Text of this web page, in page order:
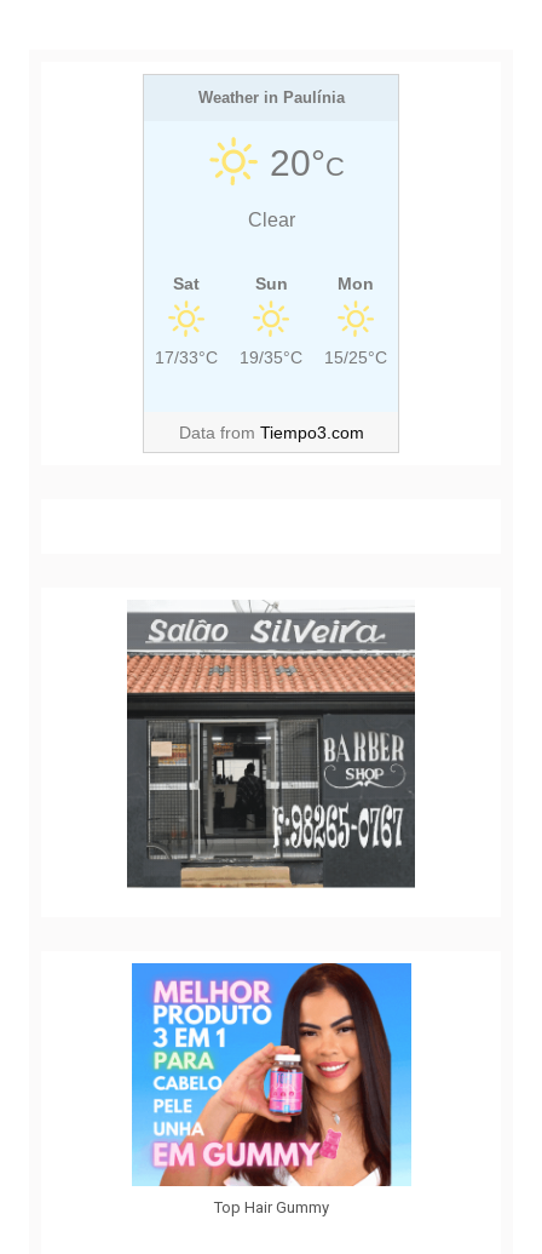
Weather in Paulínia
20°C
Clear
Sat
17/33°C
Sun
19/35°C
Mon
15/25°C
Data from Tiempo3.com
Top Hair Gummy